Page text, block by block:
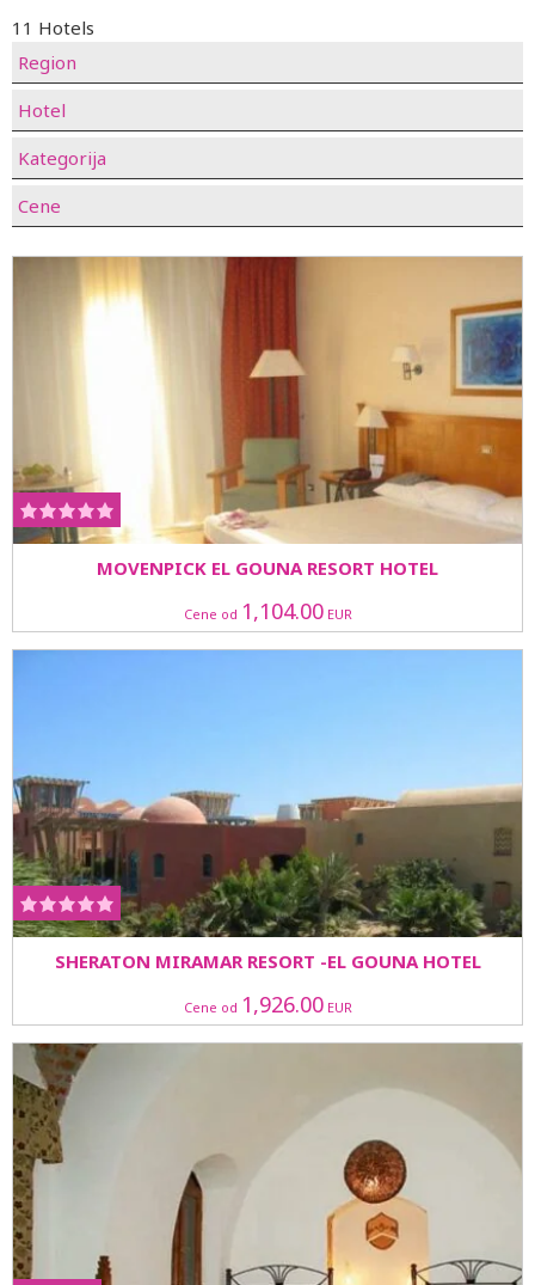
11 Hotels
Region
Hotel
Kategorija
Cene
MOVENPICK EL GOUNA RESORT HOTEL
Cene od 1,104.00EUR
SHERATON MIRAMAR RESORT -EL GOUNA HOTEL
Cene od 1,926.00EUR